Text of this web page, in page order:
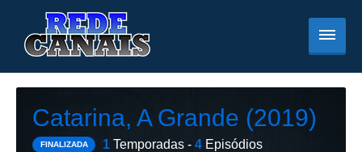
Catarina, A Grande (2019)
FINALIZADA 1Temporadas - 4Episódios